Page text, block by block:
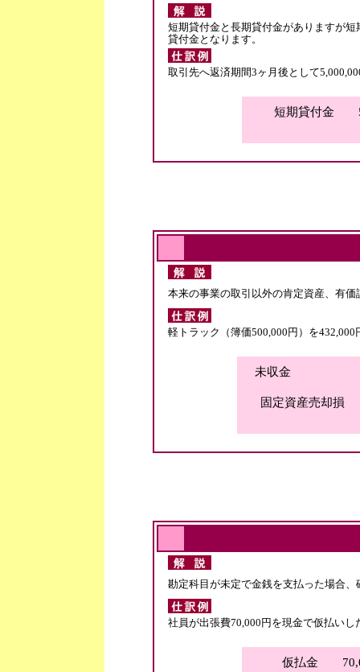
短期貸付金と長期貸付金がありますが
貸付金となります。
取引先へ返済期間3ヶ月後として
短期貸付金
本来の事業の取引以外の肯定資産、有
軽トラック（簿価500,000円）を
未収金
固定資産売却
勘定科目が未定で金銭を支払った場合
社員が出張費70,000円を現金で仮払いし
仮払金